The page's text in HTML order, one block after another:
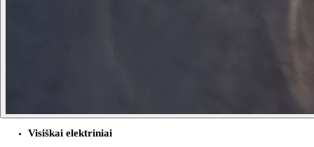
Visiškai elektriniai